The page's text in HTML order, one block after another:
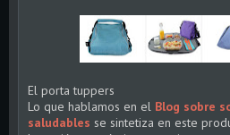
El porta tuppers
Lo que hablamos en el Blog sobre
saludables se sintetiza en este